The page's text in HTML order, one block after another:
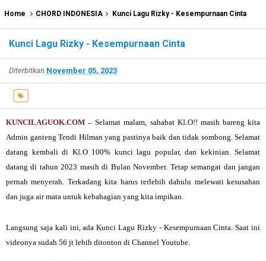
Home CHORD INDONESIA Kunci Lagu Rizky - Kesempurnaan Cinta
Kunci Lagu Rizky - Kesempurnaan Cinta
Diterbitkan November 05, 2023
KUNCILAGUOK.COM – Selamat malam, sahabat KLO!! masih bareng kita
Admin ganteng Tendi Hilman yang pastinya baik dan tidak sombong. Selamat
datang kembali di KLO 100% kunci lagu popular, dan kekinian. Selamat
datang di tahun 2023 masih di Bulan November. Tetap semangat dan jangan
pernah menyerah. Terkadang kita harus terlebih dahulu melewati kesusahan
dan juga air mata untuk kebahagian yang kita impikan.
Langsung saja kali ini, adaKunci Lagu Rizky - Kesempurnaan Cinta. Saat ini
videonya sudah 56 jt lebih ditonton di Channel Youtube.